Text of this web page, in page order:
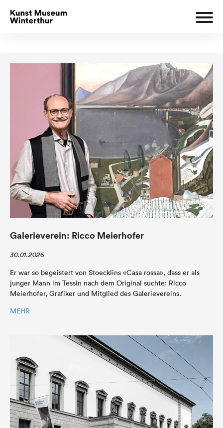
Galerieverein: Ricco Meierhofer
30.01.2026
Er war so begeistert von Stoecklins «Casa rossa», dass er als
junger Mann im Tessin nach dem Original suchte: Ricco
Meierhofer, Grafiker und Mitglied des Galerievereins.
MEHR